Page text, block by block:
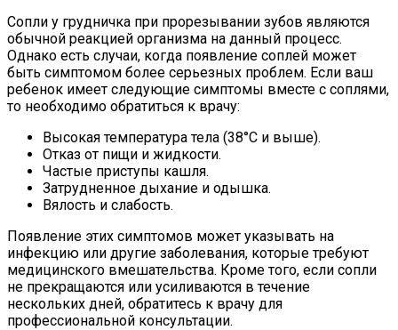
Сопли у грудничка при прорезывании зубов являются
обычной реакцией организма на данный процесс.
Однако есть случаи, когда появление соплей может
быть симптомом более серьезных проблем. Если ваш
ребенок имеет следующие симптомы вместе с соплями,
то необходимо обратиться к врачу:
Высокая температура тела (38°С и выше).
Отказ от пищи и жидкости.
Частые приступы кашля.
Затрудненное дыхание и одышка.
Вялость и слабость.
Появление этих симптомов может указывать на
инфекцию или другие заболевания, которые требуют
медицинского вмешательства. Кроме того, если сопли
не прекращаются или усиливаются в течение
нескольких дней, обратитесь к врачу для
профессиональной консультации.